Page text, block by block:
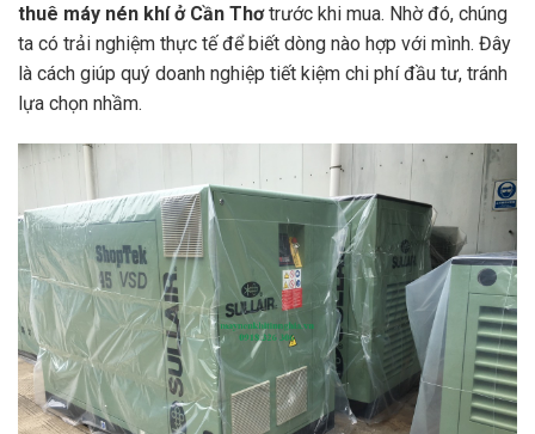
thuê máy nén khí ở Cần Thơtrước khi mua. Nhờ đó, chúng
ta có trải nghiệm thực tế để biết dòng nào hợp với mình. Đây
là cách giúp quý doanh nghiệp tiết kiệm chi phí đầu tư, tránh
lựa chọn nhầm.